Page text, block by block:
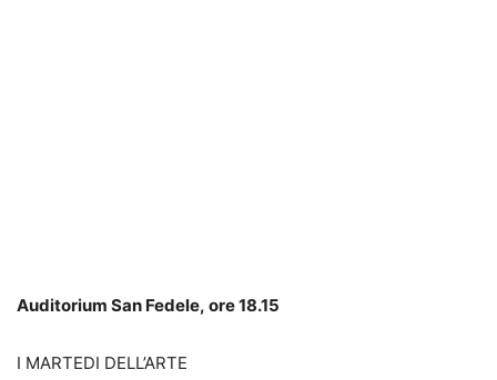
Auditorium San Fedele, ore 18.15
I MARTEDI DELL’ARTE